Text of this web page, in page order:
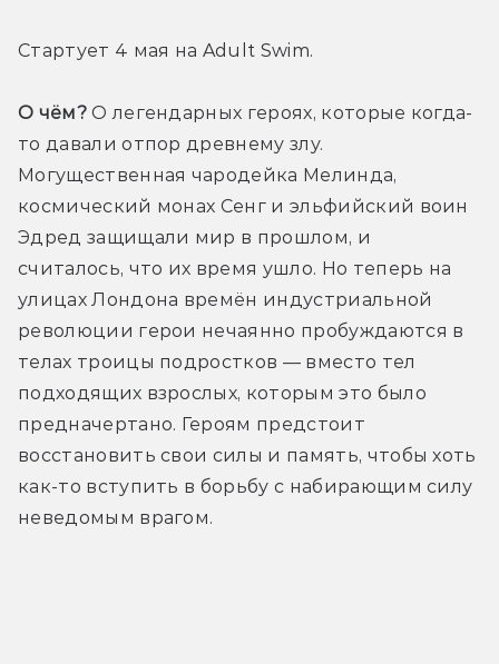
Стартует 4 мая на Adult Swim.
О чём? О легендарных героях, которые когда-
то давали отпор древнему злу.
Могущественная чародейка Мелинда,
космический монах Сенг и эльфийский воин
Эдред защищали мир в прошлом, и
считалось, что их время ушло. Но теперь на
улицах Лондона времён индустриальной
революции герои нечаянно пробуждаются в
телах троицы подростков — вместо тел
подходящих взрослых, которым это было
предначертано. Героям предстоит
восстановить свои силы и память, чтобы хоть
как-то вступить в борьбу с набирающим силу
неведомым врагом.